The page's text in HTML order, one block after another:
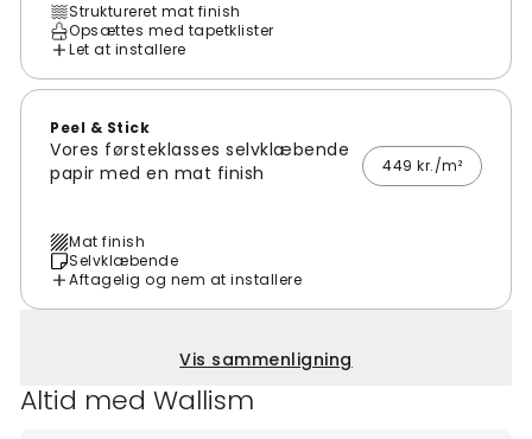
Struktureret mat finish
Opsættes med tapetklister
Let at installere
Peel & Stick
Vores førsteklasses selvklæbende
papir med en mat finish
449 kr./m²
Mat finish
Selvklæbende
Aftagelig og nem at installere
Vis sammenligning
Altid med Wallism